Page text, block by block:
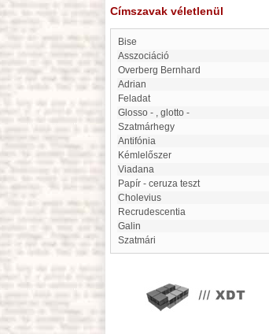
Címszavak véletlenül
Bise
Asszociáció
Overberg Bernhard
Adrian
Feladat
glosso - , glotto -
Szatmárhegy
antifónia
Kémlelőszer
Viadana
Papír - ceruza teszt
Cholevius
Recrudescentia
Galin
Szatmári